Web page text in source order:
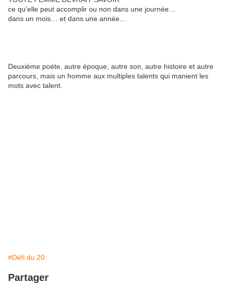
ce qu’elle peut accomplir ou non dans une journée…
dans un mois… et dans une année…
Deuxième poète, autre époque, autre son, autre histoire et autre
parcours, mais un homme aux multiples talents qui manient les
mots avec talent.
#Défi du 20
Partager